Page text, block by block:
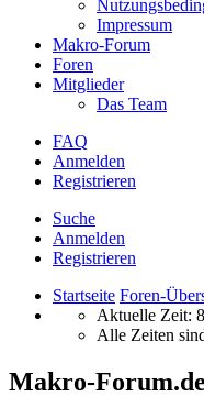
Impressum
Makro-Forum
Foren
Mitglieder
Das Team
FAQ
Anmelden
Registrieren
Suche
Anmelden
Registrieren
Startseite Foren-
Aktuelle Zeit:
Alle Zeiten
Makro-